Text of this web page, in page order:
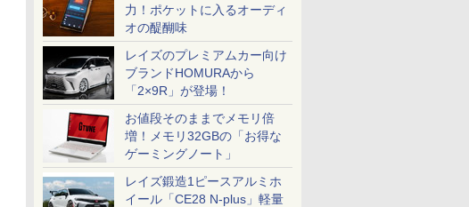
力！ポケットに入るオーディ
オの醍醐味
レイズのプレミアムカー向け
ブランドHOMURAから
「2×9R」が登場！
お値段そのままでメモリ倍
増！メモリ32GBの「お得な
ゲーミングノート」
レイズ鍛造1ピースアルミホ
イール「CE28 N-plus」軽量